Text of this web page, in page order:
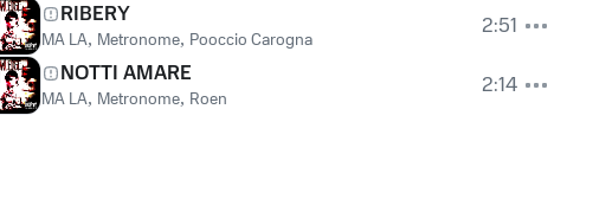
RIBERY
MA LA, Metronome, Pooccio Carogna
2:51
NOTTI AMARE
MA LA, Metronome, Roen 2:14